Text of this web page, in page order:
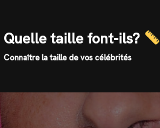
Quelle taille font-ils?
Connaître la taille de vos célébrités